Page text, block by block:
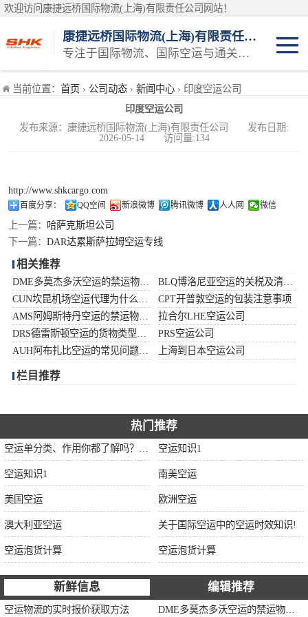
欢迎访问康捷远桥国际物流(上海)有限责任公司网站！
康捷远桥国际物流(上海)有限责任公司
专注于国际物流、国际空运与通关一体化一站式物流服务商
当前位置： 首页 › 公司动态 › 新闻中心 › 印度空运公司
印度空运公司
发布来源：康捷远桥国际物流(上海)有限责任公司 发布日期:
2026-05-14 访问量:134
http://www.shkcargo.com
百度分享： QQ空间 新浪微博 腾讯微博 人人网 微信
上一篇：
哈萨克斯坦公司
下一篇： DAR达累斯萨拉姆空运专线
相关推荐
CPT开普敦空运的包装注意事项
拉合尔LHE空运公司
PRS空运公司
上海到日本空运公司
栏目推荐
热门推荐
空运知识1
空运知识1 南美空运
美国空运 欧洲空运
澳大利亚空运 关于国际空运中的空运时效知识!
空运泡货计算 空运泡货计算
新鲜信息 编辑推荐
空运物流的实时报价获取方法
日本空运
韩国空运
印度空运
巴基斯坦空运
澳大利亚空运
俄罗斯空运
加拿大空运
伊朗空运
中东空运
非洲空运
南美空运